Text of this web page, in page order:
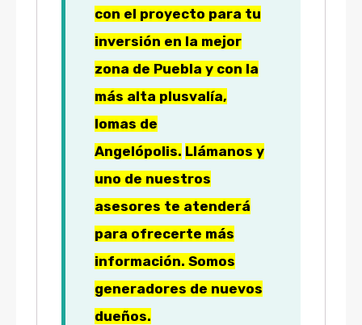
con el proyecto para tu
inversión en la mejor
zona de Puebla y con la
más alta plusvalía,
lomas de
Angelópolis. Llámanos y
uno de nuestros
asesores te atenderá
para ofrecerte más
información. Somos
generadores de nuevos
dueños.